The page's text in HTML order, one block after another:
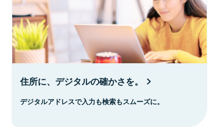
住所に、デジタルの確かさを。
デジタルアドレスで入力も検索もスムーズに。